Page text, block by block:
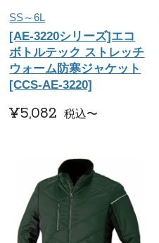
SS～6L
[AE-3220シリーズ]エコ
ボトルテック ストレッチ
ウォーム防寒ジャケット
[CCS-AE-3220]
¥5,082 税込〜